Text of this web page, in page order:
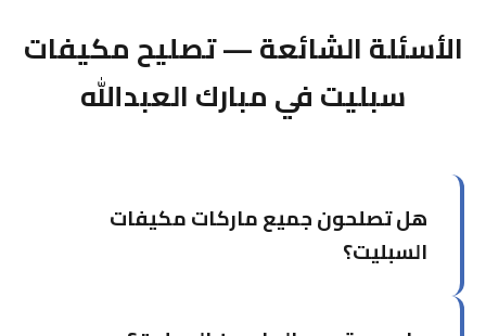
الأسئلة الشائعة — تصليح مكيفات
سبليت في مبارك العبدالله
هل تصلحون جميع ماركات مكيفات
السبليت؟